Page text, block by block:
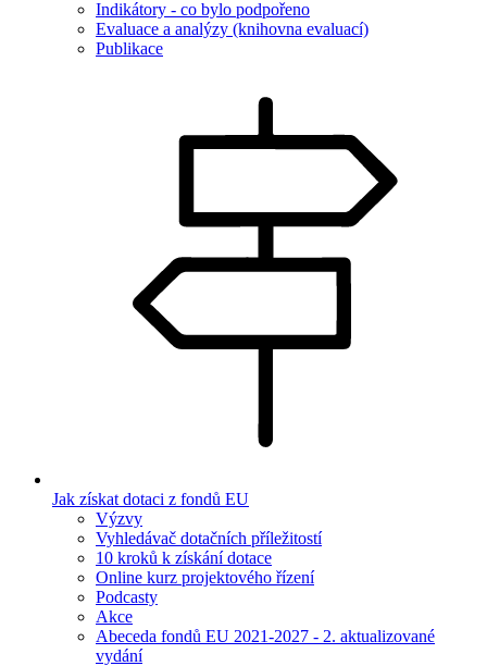
Indikátory - co bylo podpořeno
Evaluace a analýzy (knihovna evaluací)
Publikace
Jak získat dotaci z fondů EU
Výzvy
Vyhledávač dotačních příležitostí
10 kroků k získání dotace
Online kurz projektového řízení
Podcasty
Akce
Abeceda fondů EU 2021-2027 - 2. aktualizované
vydání